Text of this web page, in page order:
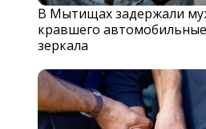
В Мытищах задержали
кравшего автомобильные
зеркала